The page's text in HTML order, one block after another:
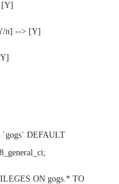
[Y]
n] --> [Y]
DEFAULT
ON gogs.* TO